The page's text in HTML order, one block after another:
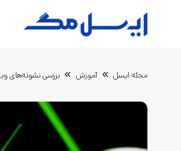
مجله ایسل آموزش بررسی نشونه‌های